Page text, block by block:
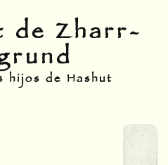
de Zharr-
hijos de Hashut